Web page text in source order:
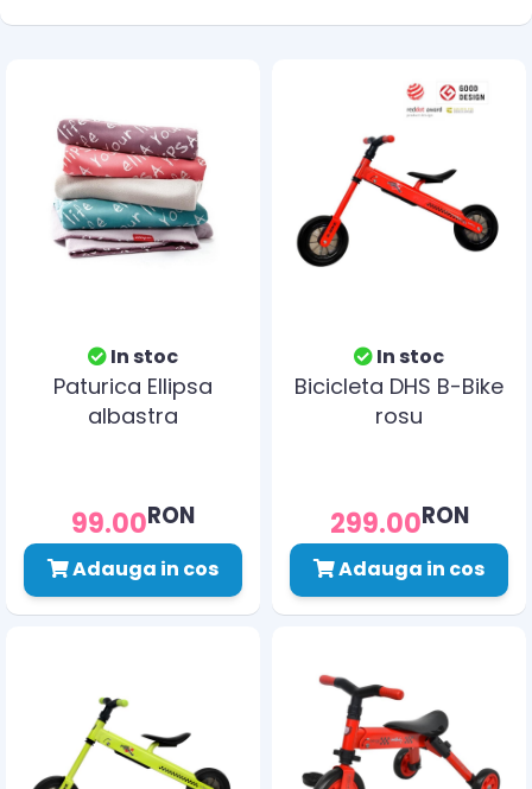
In stoc
Paturica Ellipsa
albastra
99.00RON
Adauga in cos
In stoc
Bicicleta DHS B-Bike
rosu
299.00RON
Adauga in cos